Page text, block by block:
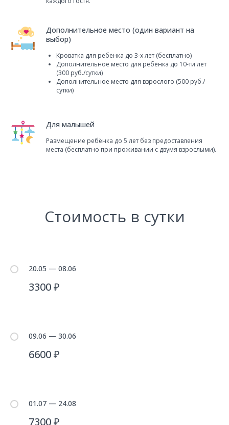
Дополнительное место (один вариант на
выбор)
Кроватка для ребенка до 3-х лет (бесплатно)
Дополнительное место для ребёнка до 10-ти лет
(300 руб./сутки)
Дополнительное место для взрослого (500 руб./
сутки)
Для малышей
Размещение ребёнка до 5 лет без предоставления
места (бесплатно при проживании с двумя взрослыми).
Стоимость в сутки
20.05 — 08.06
3300 ₽
09.06 — 30.06
6600 ₽
01.07 — 24.08
7300 ₽